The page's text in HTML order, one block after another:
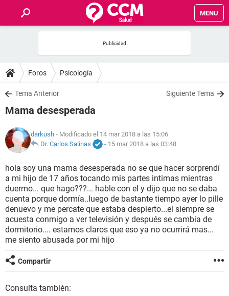
MENU
FOROS
SALUD
NUTRICIÓN
BIENESTAR
SEXUALIDAD
GLOSARIO
Foros Psicología
Tema Anterior Siguiente Tema
Mama desesperada
darkush - Modificado el 14 mar 2018 a las 15:06
Dr. Carlos Salinas
- 15 mar 2018 a las 03:48
hola soy una mama desesperada no se que hacer sorprendí
a mi hijo de 17 años tocando mis partes intimas mientras
duermo... que hago???... hable con el y dijo que no se daba
cuenta porque dormía..luego de bastante tiempo ayer lo pille
denuevo y me percate que estaba despierto...el siempre se
acuesta conmigo a ver televisión y después se cambia de
dormitorio.... estamos claros que eso ya no ocurrirá mas...
me siento abusada por mi hijo
Compartir
Consulta también: